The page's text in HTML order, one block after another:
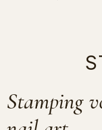
Stamping